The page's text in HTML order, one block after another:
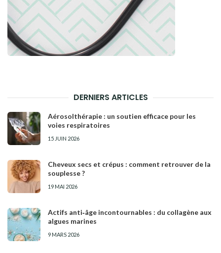
DERNIERS ARTICLES
Aérosolthérapie : un soutien efficace pour les
voies respiratoires
15 JUIN 2026
Cheveux secs et crépus : comment retrouver de la
souplesse ?
19 MAI 2026
Actifs anti‑âge incontournables : du collagène aux
algues marines
9 MARS 2026